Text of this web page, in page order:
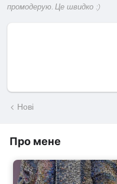
промодерую. Це швидко :)
Нові
Про мене